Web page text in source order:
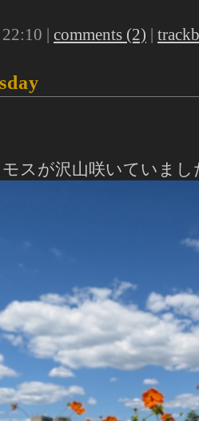
| 22:10 | comments (2)
スが沢山咲いていまし